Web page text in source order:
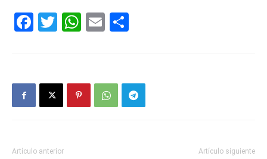
Facebook
Twitter
WhatsApp
Email
Artículo anterior Artículo siguiente